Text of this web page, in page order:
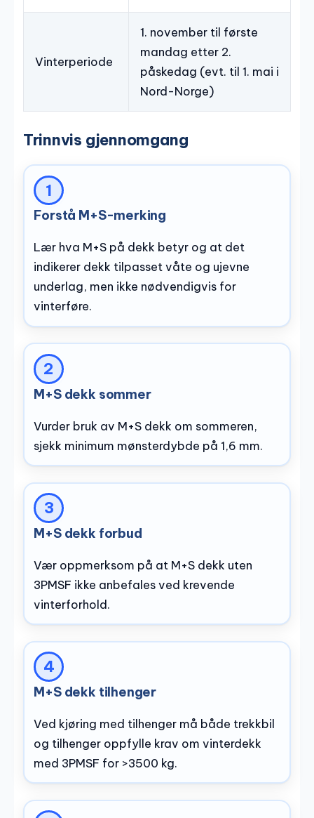
Vinterperiode
1. november til første
mandag etter 2.
påskedag (evt. til 1. mai i
Nord-Norge)
Trinnvis gjennomgang
Forstå M+S-merking
Lær hva M+S på dekk betyr og at det
indikerer dekk tilpasset våte og ujevne
underlag, men ikke nødvendigvis for
vinterføre.
M+S dekk sommer
Vurder bruk av M+S dekk om sommeren,
sjekk minimum mønsterdybde på 1,6 mm.
M+S dekk forbud
Vær oppmerksom på at M+S dekk uten
3PMSF ikke anbefales ved krevende
vinterforhold.
M+S dekk tilhenger
Ved kjøring med tilhenger må både trekkbil
og tilhenger oppfylle krav om vinterdekk
med 3PMSF for >3500 kg.